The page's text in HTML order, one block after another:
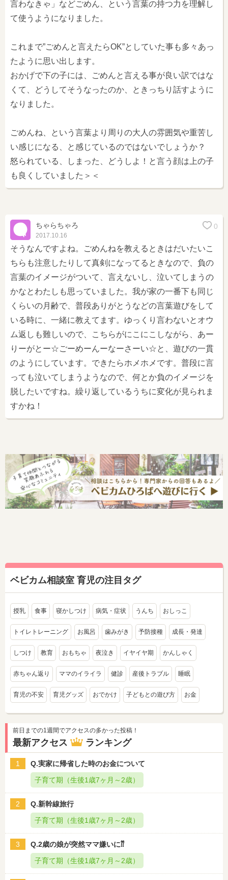
言わなきゃ」などごめん、という言葉の持つ力を理解し
て使うようになりました。
これまで”ごめんと言えたらOK”としていた事も多々あっ
たように思い出します。
おかげで下の子には、ごめんと言える事が良い訳ではな
くて、どうしてそうなったのか、ときっちり話すように
なりました。
ごめんね、という言葉より周りの大人の雰囲気や重苦し
い感じになる、と感じているのではないでしょうか？
怒られている、しまった、どうしよ！と言う顔は上の子
も良くしていました＞＜
ちゃらちゃろ
2017.10.16
0
そうなんですよね。ごめんねを教えるときはだいたいこ
ちらも注意したりして真剣になってるときなので、負の
言葉のイメージがついて、言えないし、泣いてしまうの
かなとわたしも思っていました。我が家の一番下も同じ
くらいの月齢で、普段ありがとうなどの言葉遊びをして
いる時に、一緒に教えてます。ゆっくり言わないとオウ
ム返しも難しいので、こちらがにこにこしながら、あー
りーがとー☆ごーめーんーなーさーい☆と、遊びの一貫
のようにしています。できたらホメホメです。普段に言
っても泣いてしまうようなので、何とか負のイメージを
脱したいですね。繰り返しているうちに変化が見られま
すかね！
ベビカム相談室 育児の注目タグ
授乳 食事 寝かしつけ 病気・症状 うんち おしっこ
トイレトレーニング お風呂 歯みがき 予防接種 成長・発達
しつけ 教育 おもちゃ 夜泣き イヤイヤ期 かんしゃく
赤ちゃん返り ママのイライラ 健診 産後トラブル 睡眠
育児の不安 育児グッズ おでかけ 子どもとの遊び方 お金
前日までの1週間でアクセスの多かった投稿！
最新アクセス ランキング
1
Q.実家に帰省した時のお金について
子育て期（生後1歳7ヶ月～2歳）
2
Q.新幹線旅行
子育て期（生後1歳7ヶ月～2歳）
3
Q.2歳の娘が突然ママ嫌いに⁇
子育て期（生後1歳7ヶ月～2歳）